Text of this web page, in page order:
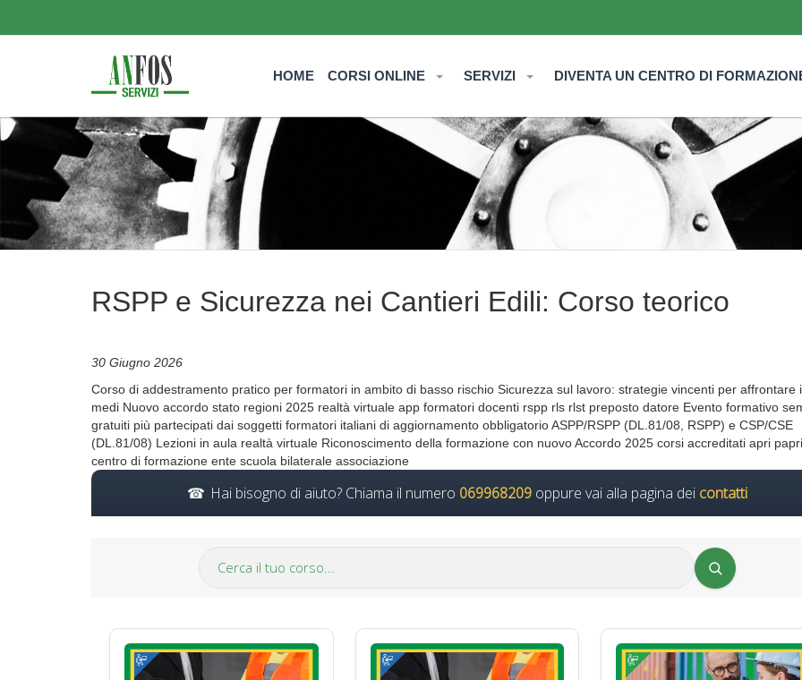
HOME CORSI ONLINE SERVIZI DIVENTA UN CENTRO DI
RSPP e Sicurezza nei Cantieri Edili: Corso teorico
30 Giugno 2026
Corso di addestramento pratico per formatori in ambito di basso rischio Sicurezza sul lavoro: strategie vincenti per affrontare
medi Nuovo accordo stato regioni 2025 realtà virtuale app formatori docenti rspp rls rlst preposto datore Evento formativo
gratuiti più partecipati dai soggetti formatori italiani di aggiornamento obbligatorio ASPP/RSPP (DL.81/08, RSPP) e CSP/CSE
(DL.81/08) Lezioni in aula realtà virtuale Riconoscimento della formazione con nuovo Accordo 2025 corsi accreditati apri
centro di formazione ente scuola bilaterale associazione
Hai bisogno di aiuto? Chiama il numero 069968209 oppure vai alla pagina dei contatti